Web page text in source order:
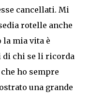
cancellati. Mi
rotelle anche
la mia vita è
di chi se li ricorda
ho sempre
una grande